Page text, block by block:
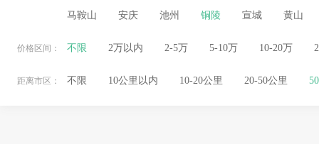
马鞍山
安庆 池州 铜陵 宣城 黄山
价格区间： 不限 2万以内 2-5万 5-10万 10-20万
距离市区： 不限 10公里以内 10-20公里 20-50公里